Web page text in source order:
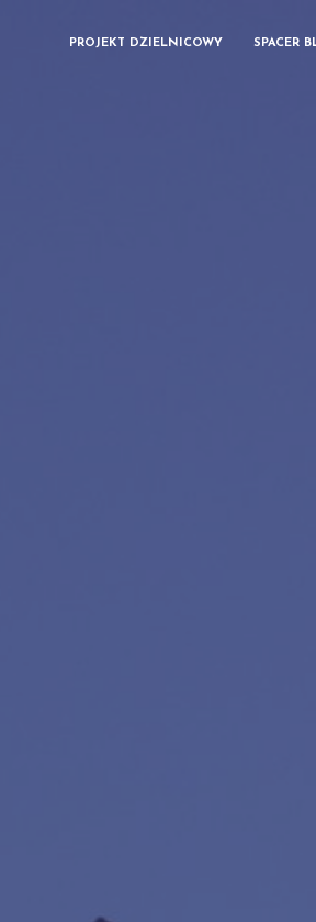
PROJEKT DZIELNICOWY SPACER